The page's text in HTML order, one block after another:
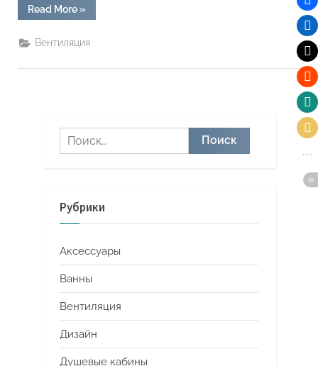
Read More“Как
создать
вентиляции
в
доме
»
Вентиляция
Найти:
Рубрики
Аксессуары
Ванны
Вентиляция
Дизайн
Душевые кабины